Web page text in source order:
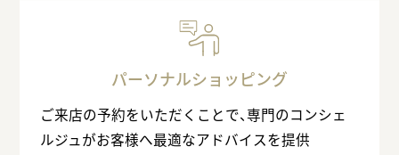
パーソナルショッピング
ご来店の予約をいただくことで、専門のコンシェ
ルジュがお客様へ最適なアドバイスを提供